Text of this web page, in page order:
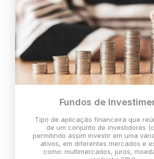
Fundos de
Tipo de aplicação financeira que
de um conjunto de investidores
permitindo assim investir em uma
ativos, em diferentes mercados e
como: multimercados, juros,